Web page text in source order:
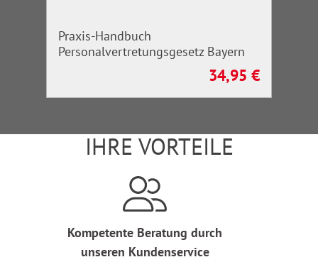
Praxis-Handbuch
Personalvertretungsgesetz Bayern
Regulärer Preis:
34,95 €
IHRE VORTEILE
Kompetente Beratung durch
unseren Kundenservice